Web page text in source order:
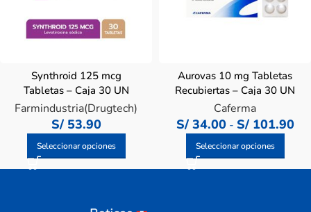
Synthroid 125 mcg
Tabletas – Caja 30 UN
Farmindustria(Drugtech)
S/53.90
Seleccionar opciones
Aurovas 10 mg Tabletas
Recubiertas – Caja 30 UN
Caferma
S/34.00 - S/101.90
Seleccionar opciones